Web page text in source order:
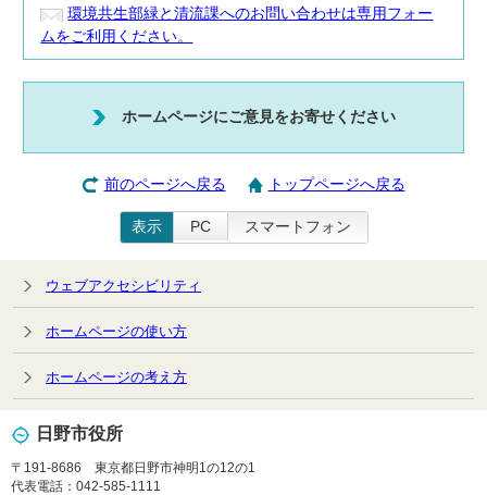
環境共生部緑と清流課へのお問い合わせは専用フォー
ムをご利用ください。
ホームページにご意見をお寄せください
前のページへ戻る トップページへ戻る
表示 PC スマートフォン
ウェブアクセシビリティ
ホームページの使い方
ホームページの考え方
日野市役所
〒191-8686 東京都日野市神明1の12の1
代表電話：042-585-1111